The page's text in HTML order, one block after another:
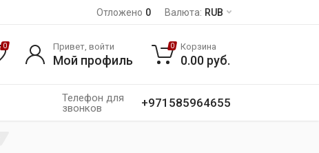
Отложено 0 Валюта: RUB
Телефон для
звонков
+971585964655
0 Привет, войти
Мой профиль
0 Корзина
0.00 руб.